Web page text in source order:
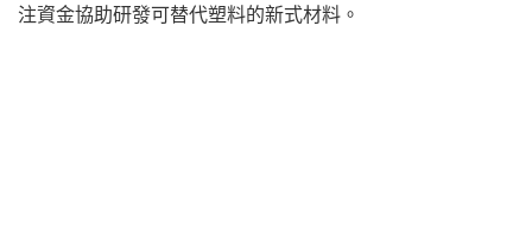
注資金協助研發可替代塑料的新式材料。